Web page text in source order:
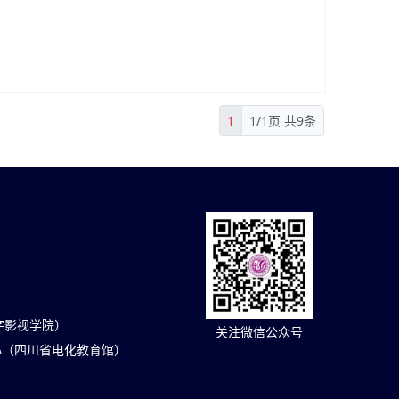
1 1/1页 共9条
视学院）
四川省电化教育馆）
关注微信公众号